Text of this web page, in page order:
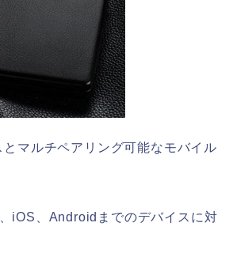
マルチペアリング可能なモバイル
iOS、Androidまでのデバイスに対